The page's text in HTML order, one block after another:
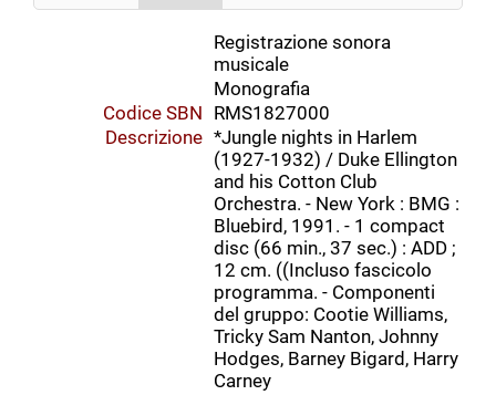
Registrazione sonora
musicale
Monografia
Codice SBN RMS1827000
Descrizione *Jungle nights in Harlem
(1927-1932) / Duke Ellington
and his Cotton Club
Orchestra. - New York : BMG :
Bluebird, 1991. - 1 compact
disc (66 min., 37 sec.) : ADD ;
12 cm. ((Incluso fascicolo
programma. - Componenti
del gruppo: Cootie Williams,
Tricky Sam Nanton, Johnny
Hodges, Barney Bigard, Harry
Carney